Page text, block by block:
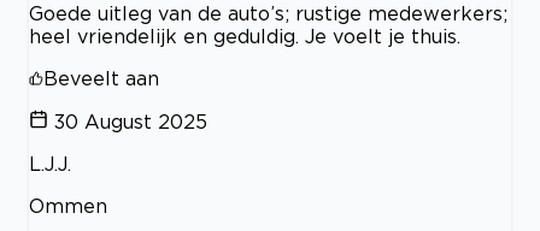
Goede uitleg van de auto’s; rustige medewerkers;
heel vriendelijk en geduldig. Je voelt je thuis.
Beveelt aan
30 August 2025
L.J.J.
Ommen